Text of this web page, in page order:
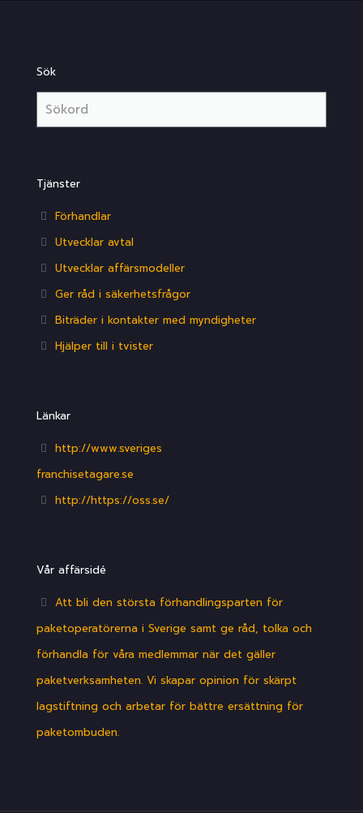
Sök
Tjänster
Förhandlar
Utvecklar avtal
Utvecklar affärsmodeller
Ger råd i säkerhetsfrågor
Biträder i kontakter med myndigheter
Hjälper till i tvister
Länkar
http://www.sveriges
franchisetagare.se
http://https://oss.se/
Vår affärsidé
Att bli den största förhandlingsparten för
paketoperatörerna i Sverige samt ge råd, tolka och
förhandla för våra medlemmar när det gäller
paketverksamheten. Vi skapar opinion för skärpt
lagstiftning och arbetar för bättre ersättning för
paketombuden.